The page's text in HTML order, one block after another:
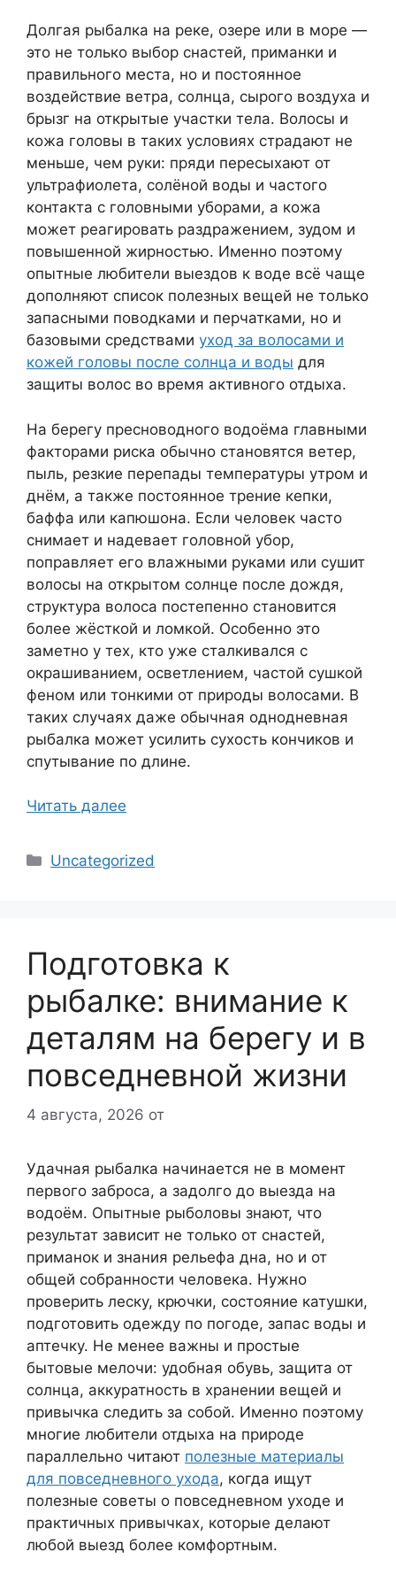
Долгая рыбалка на реке, озере или в море —
это не только выбор снастей, приманки и
правильного места, но и постоянное
воздействие ветра, солнца, сырого воздуха и
брызг на открытые участки тела. Волосы и
кожа головы в таких условиях страдают не
меньше, чем руки: пряди пересыхают от
ультрафиолета, солёной воды и частого
контакта с головными уборами, а кожа
может реагировать раздражением, зудом и
повышенной жирностью. Именно поэтому
опытные любители выездов к воде всё чаще
дополняют список полезных вещей не только
запасными поводками и перчатками, но и
базовыми средствами уход за волосами и
кожей головы после солнца и воды для
защиты волос во время активного отдыха.
На берегу пресноводного водоёма главными
факторами риска обычно становятся ветер,
пыль, резкие перепады температуры утром и
днём, а также постоянное трение кепки,
баффа или капюшона. Если человек часто
снимает и надевает головной убор,
поправляет его влажными руками или сушит
волосы на открытом солнце после дождя,
структура волоса постепенно становится
более жёсткой и ломкой. Особенно это
заметно у тех, кто уже сталкивался с
окрашиванием, осветлением, частой сушкой
феном или тонкими от природы волосами. В
таких случаях даже обычная однодневная
рыбалка может усилить сухость кончиков и
спутывание по длине.
Читать далее
Рубрики
Uncategorized
Подготовка к
рыбалке: внимание к
деталям на берегу и в
повседневной жизни
4 августа, 2026 от
Удачная рыбалка начинается не в момент
первого заброса, а задолго до выезда на
водоём. Опытные рыболовы знают, что
результат зависит не только от снастей,
приманок и знания рельефа дна, но и от
общей собранности человека. Нужно
проверить леску, крючки, состояние катушки,
подготовить одежду по погоде, запас воды и
аптечку. Не менее важны и простые
бытовые мелочи: удобная обувь, защита от
солнца, аккуратность в хранении вещей и
привычка следить за собой. Именно поэтому
многие любители отдыха на природе
параллельно читают полезные материалы
для повседневного ухода, когда ищут
полезные советы о повседневном уходе и
практичных привычках, которые делают
любой выезд более комфортным.